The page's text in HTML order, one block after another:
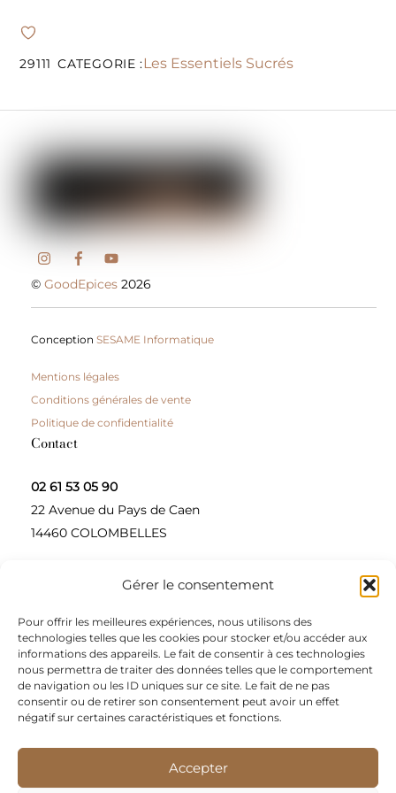
Gérer le consentement
Pour offrir les meilleures expériences, nous utilisons des
technologies telles que les cookies pour stocker et/ou accéder aux
informations des appareils. Le fait de consentir à ces technologies
nous permettra de traiter des données telles que le comportement
de navigation ou les ID uniques sur ce site. Le fait de ne pas
consentir ou de retirer son consentement peut avoir un effet
négatif sur certaines caractéristiques et fonctions.
Accepter
29111 CATEGORIE :Les Essentiels Sucrés
©GoodEpices 2026
ConceptionSESAME Informatique
Mentions légales
Conditions générales de vente
Politique de confidentialité
Contact
02 61 53 05 90
22 Avenue du Pays de Caen
14460 COLOMBELLES
Contactez-nous
A propos
Une entreprise à taille humaine, concepteur et
fournisseur de produits alimentaires et d’épices pour
les restaurateurs, dont le siège social est à Colombelles
Nous sommes apporteurs d’idées, de solutions, et